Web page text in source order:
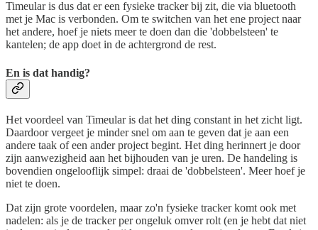
Timeular is dus dat er een fysieke tracker bij zit, die via bluetooth
met je Mac is verbonden. Om te switchen van het ene project naar
het andere, hoef je niets meer te doen dan die 'dobbelsteen' te
kantelen; de app doet in de achtergrond de rest.
En is dat handig?
Het voordeel van Timeular is dat het ding constant in het zicht ligt.
Daardoor vergeet je minder snel om aan te geven dat je aan een
andere taak of een ander project begint. Het ding herinnert je door
zijn aanwezigheid aan het bijhouden van je uren. De handeling is
bovendien ongelooflijk simpel: draai de 'dobbelsteen'. Meer hoef je
niet te doen.
Dat zijn grote voordelen, maar zo'n fysieke tracker komt ook met
nadelen: als je de tracker per ongeluk omver rolt (en je hebt dat niet